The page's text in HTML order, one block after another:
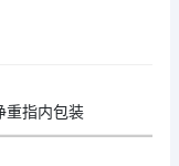
重指内包装